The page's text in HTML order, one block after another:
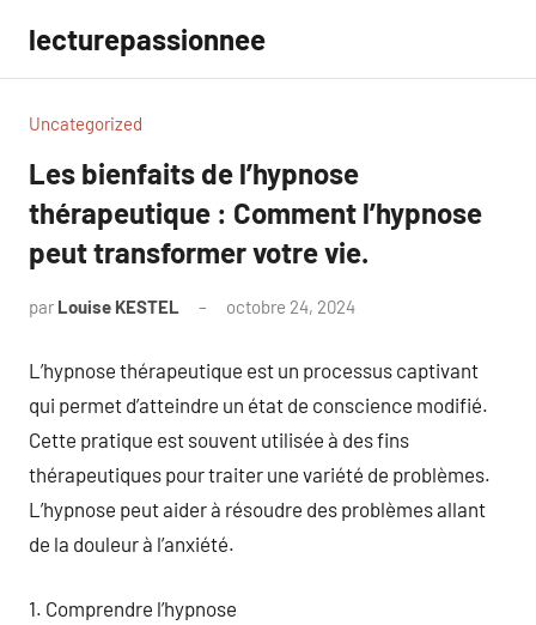
contenu
lecturepassionnee
Uncategorized
Les bienfaits de l’hypnose
thérapeutique : Comment l’hypnose
peut transformer votre vie.
par Louise KESTEL octobre 24, 2024
L’hypnose thérapeutique est un processus captivant
qui permet d’atteindre un état de conscience modifié.
Cette pratique est souvent utilisée à des fins
thérapeutiques pour traiter une variété de problèmes.
L’hypnose peut aider à résoudre des problèmes allant
de la douleur à l’anxiété.
1. Comprendre l’hypnose